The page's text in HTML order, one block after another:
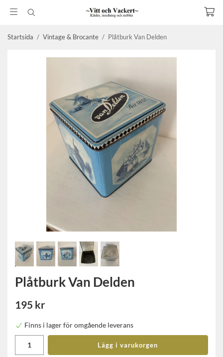
Startsida / Vintage & Brocante / Plåtburk Van Delden
Plåtburk Van Delden
195 kr
Finns i lager för omgående leverans
Lägg i varukorgen